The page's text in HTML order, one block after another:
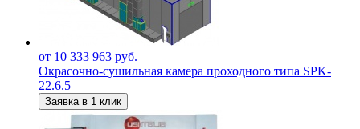
от 10 333 963 руб.
Окрасочно-сушильная камера проходного типа SPK-
22.6.5
Заявка в 1 клик